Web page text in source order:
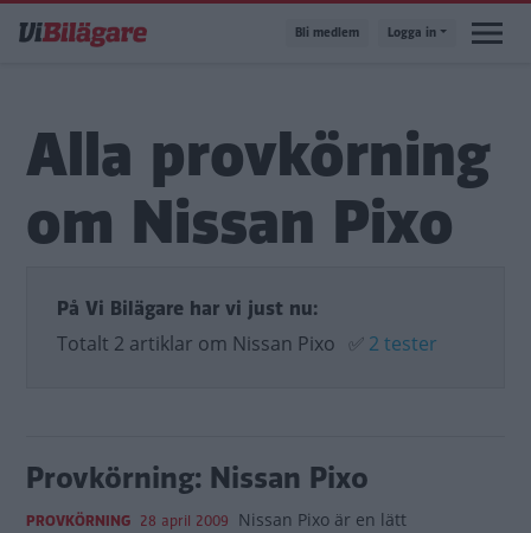
till
Bli medlem Logga in
Alla provkörning
om Nissan Pixo
På Vi Bilägare har vi just nu:
Totalt 2 artiklar om Nissan Pixo ✅ 2 tester
Provkörning: Nissan Pixo
PROVKÖRNING 28 april 2009 Nissan Pixo är en lätt